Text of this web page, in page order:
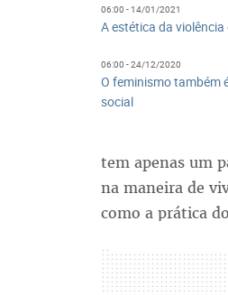
06:00 - 14/01/2021
A estética da violência
06:00 - 24/12/2020
O feminismo também
social
tem apenas um
na maneira de
como a prática